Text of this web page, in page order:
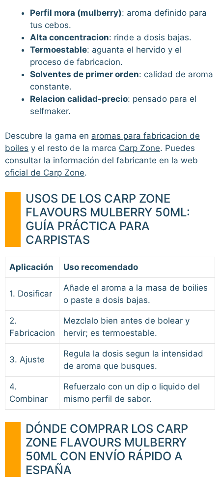
Perfil mora (mulberry): aroma definido para
tus cebos.
Alta concentracion: rinde a dosis bajas.
Termoestable: aguanta el hervido y el
proceso de fabricacion.
Solventes de primer orden: calidad de aroma
constante.
Relacion calidad-precio: pensado para el
selfmaker.
Descubre la gama en aromas para fabricacion de
boiles y el resto de la marca Carp Zone. Puedes
consultar la información del fabricante en la web
oficial de Carp Zone.
USOS DE LOS CARP ZONE
FLAVOURS MULBERRY 50ML:
GUÍA PRÁCTICA PARA
CARPISTAS
Aplicación Uso recomendado
1. Dosificar
Añade el aroma a la masa de boilies
o paste a dosis bajas.
2.
Fabricacion
Mezclalo bien antes de bolear y
hervir; es termoestable.
3. Ajuste
Regula la dosis segun la intensidad
de aroma que busques.
4.
Combinar
Refuerzalo con un dip o liquido del
mismo perfil de sabor.
DÓNDE COMPRAR LOS CARP
ZONE FLAVOURS MULBERRY
50ML CON ENVÍO RÁPIDO A
ESPAÑA